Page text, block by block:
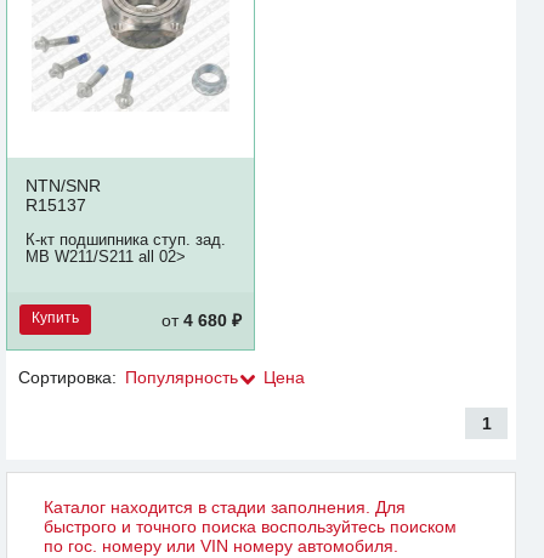
NTN/SNR
R15137
К-кт подшипника ступ. зад.
MB W211/S211 all 02>
Купить от4 680 ₽
Сортировка: Популярность Цена
1
Каталог находится в стадии заполнения. Для
быстрого и точного поиска воспользуйтесь поиском
по гос. номеру или VIN номеру автомобиля.